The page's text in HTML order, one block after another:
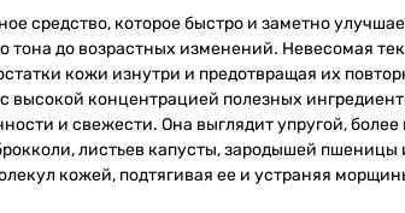
средство, которое быстро и заметно
до возрастных изменений. Невесомая
кожи изнутри и предотвращая их
высокой концентрацией полезных
и свежести. Она выглядит упругой, более
листьев капусты, зародышей пшеницы
кожей, подтягивая ее и устраняя